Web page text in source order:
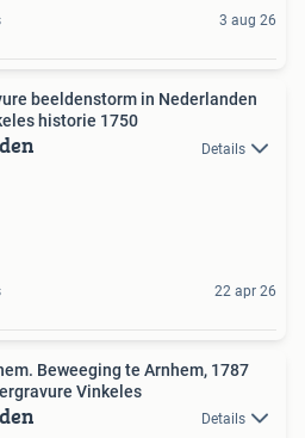
3 aug 26
beeldenstorm in Nederlanden
historie 1750
Details
22 apr 26
Beweeging te Arnhem, 1787
Vinkeles
Details